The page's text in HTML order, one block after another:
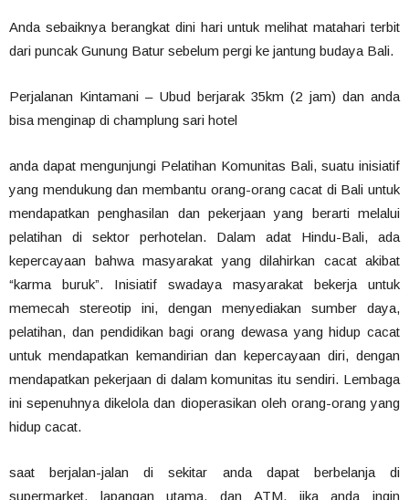
Anda sebaiknya berangkat dini hari untuk melihat matahari terbit
dari puncak Gunung Batur sebelum pergi ke jantung budaya Bali.
Perjalanan Kintamani – Ubud berjarak 35km (2 jam) dan anda
bisa menginap di champlung sari hotel
anda dapat mengunjungi Pelatihan Komunitas Bali, suatu inisiatif
yang mendukung dan membantu orang-orang cacat di Bali untuk
mendapatkan penghasilan dan pekerjaan yang berarti melalui
pelatihan di sektor perhotelan. Dalam adat Hindu-Bali, ada
kepercayaan bahwa masyarakat yang dilahirkan cacat akibat
“karma buruk”. Inisiatif swadaya masyarakat bekerja untuk
memecah stereotip ini, dengan menyediakan sumber daya,
pelatihan, dan pendidikan bagi orang dewasa yang hidup cacat
untuk mendapatkan kemandirian dan kepercayaan diri, dengan
mendapatkan pekerjaan di dalam komunitas itu sendiri. Lembaga
ini sepenuhnya dikelola dan dioperasikan oleh orang-orang yang
hidup cacat.
saat berjalan-jalan di sekitar anda dapat berbelanja di
supermarket, lapangan utama, dan ATM. jika anda ingin